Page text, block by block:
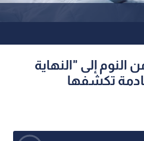
النوم إلى "النهاية
تكشفها